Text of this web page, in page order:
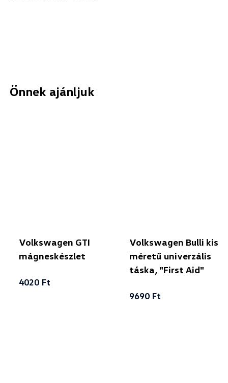
Önnek ajánljuk
Volkswagen GTI
mágneskészlet
4020 Ft
Volkswagen Bulli kis
méretű univerzális
táska, "First Aid"
9690 Ft